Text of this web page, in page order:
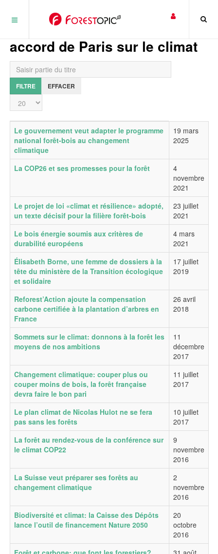
accord de Paris sur le climat
Saisir partie du titre
FILTRE EFFACER
Affichage #
Titre Date de publication
Le gouvernement veut adapter le programme
national forêt-bois au changement
climatique
19 mars
2025
La COP26 et ses promesses pour la forêt
4
novembre
2021
Le projet de loi «climat et résilience» adopté,
un texte décisif pour la filière forêt-bois
23 juillet
2021
Le bois énergie soumis aux critères de
durabilité européens
4 mars
2021
Élisabeth Borne, une femme de dossiers à la
tête du ministère de la Transition écologique
et solidaire
17 juillet
2019
Reforest’Action ajoute la compensation
carbone certifiée à la plantation d’arbres en
France
26 avril
2018
Sommets sur le climat: donnons à la forêt les
moyens de nos ambitions
11
décembre
2017
Changement climatique: couper plus ou
couper moins de bois, la forêt française
devra faire le bon pari
11 juillet
2017
Le plan climat de Nicolas Hulot ne se fera
pas sans les forêts
10 juillet
2017
La forêt au rendez-vous de la conférence sur
le climat COP22
9
novembre
2016
La Suisse veut préparer ses forêts au
changement climatique
2
novembre
2016
Biodiversité et climat: la Caisse des Dépôts
lance l’outil de financement Nature 2050
20
octobre
2016